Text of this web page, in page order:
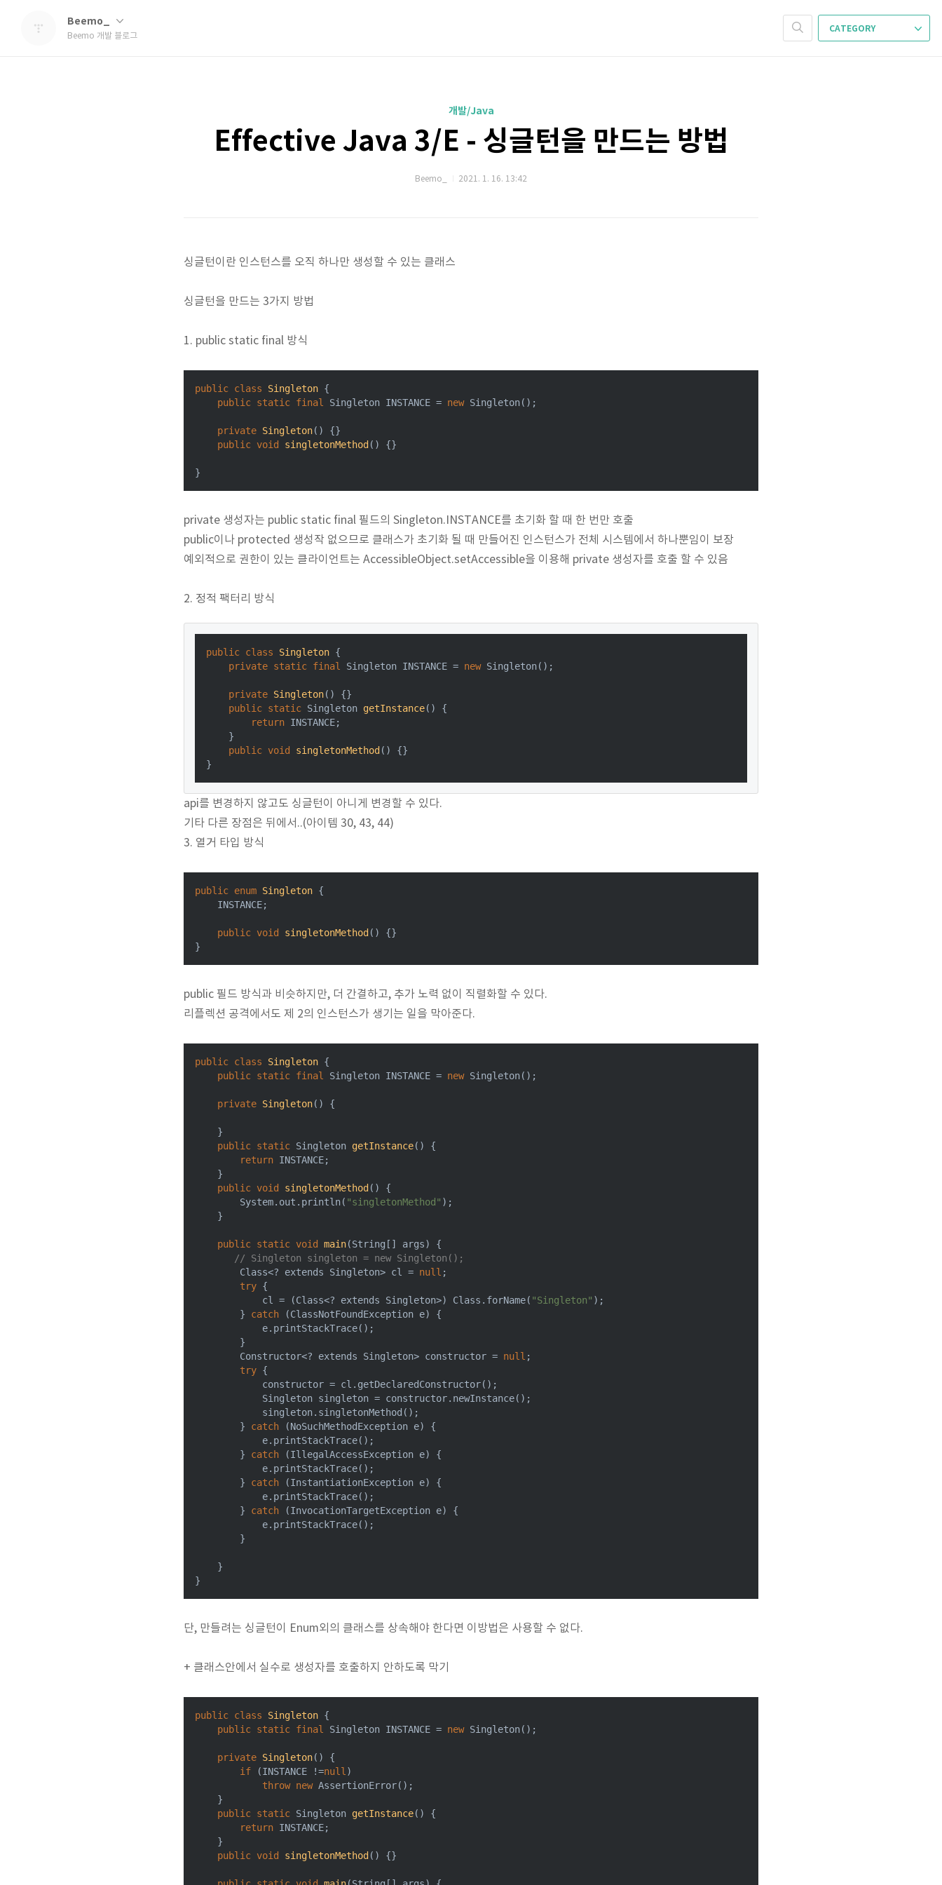
Beemo_
Beemo 개발 블로그
CATEGORY
개발/Java
Effective Java 3/E - 싱글턴을 만드는 방법
Beemo_ 2021. 1. 16. 13:42
싱글턴이란 인스턴스를 오직 하나만 생성할 수 있는 클래스
싱글턴을 만드는 3가지 방법
1. public static final 방식
public class Singleton {
public static final Singleton INSTANCE = new Singleton();
private Singleton()
{}
public void singletonMethod () {}
private 생성자는 public static final 필드의 Singleton.INSTANCE를 초기화 할 때 한 번만 호출
public이나 protected 생성작 없으므로 클래스가 초기화 될 때 만들어진 인스턴스가 전체 시스템에서 하나뿐임이 보장
예외적으로 권한이 있는 클라이언트는 AccessibleObject.setAccessible을 이용해 private 생성자를 호출 할 수 있음
2. 정적 팩터리 방식
public class Singleton {
private static final Singleton INSTANCE = new Singleton();
private Singleton()
{}
public static Singleton getInstance()
{
return INSTANCE;
    }
public void singletonMethod ()
{}
api를 변경하지 않고도 싱글턴이 아니게 변경할 수 있다.
기타 다른 장점은 뒤에서..(아이템 30, 43, 44)
3. 열거 타입 방식
public enum Singleton {
    INSTANCE;
public void singletonMethod ()
{}
public 필드 방식과 비슷하지만, 더 간결하고, 추가 노력 없이 직렬화할 수 있다.
리플렉션 공격에서도 제 2의 인스턴스가 생기는 일을 막아준다.
public class Singleton {
public static final Singleton INSTANCE = new Singleton();
private Singleton() {
    }
public static Singleton getInstance()
{
return INSTANCE;
    }
public void singletonMethod ()
{
        System.out.println(
"singletonMethod" );
    }
public static void main(String[] args)
{
// Singleton singleton = new Singleton();
        Class<? extends Singleton> cl =
null ;
try {
            cl = (Class<? extends Singleton>) Class.forName(
"Singleton" );
        }
catch (ClassNotFoundException e) {
            e.printStackTrace();
        }
        Constructor<? extends Singleton> constructor =
null ;
try {
            constructor = cl.getDeclaredConstructor();
            Singleton singleton = constructor.newInstance();
            singleton.singletonMethod();
        }
catch (NoSuchMethodException e) {
            e.printStackTrace();
        }
catch (IllegalAccessException e) {
            e.printStackTrace();
        }
catch (InstantiationException e) {
            e.printStackTrace();
        }
catch (InvocationTargetException e) {
            e.printStackTrace();
        }
    }
}
단, 만들려는 싱글턴이 Enum외의 클래스를 상속해야 한다면 이방법은 사용할 수 없다.
+ 클래스안에서 실수로 생성자를 호출하지 안하도록 막기
public class Singleton {
public static final Singleton INSTANCE = new Singleton();
private Singleton()
{
if (INSTANCE !=null )
throw new AssertionError();
    }
public static Singleton getInstance()
{
return INSTANCE;
    }
public void singletonMethod () {}